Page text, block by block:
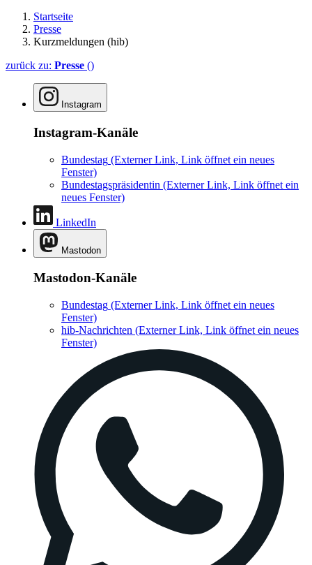
Startseite
Presse
Kurzmeldungen (hib)
zurück zu: Presse ()
Instagram
Instagram-Kanäle
Bundestag (Externer Link, Link öffnet ein neues
Fenster)
Bundestagspräsidentin (Externer Link, Link öffnet ein
neues Fenster)
LinkedIn
Mastodon
Mastodon-Kanäle
Bundestag (Externer Link, Link öffnet ein neues
Fenster)
hib-Nachrichten (Externer Link, Link öffnet ein neues
Fenster)